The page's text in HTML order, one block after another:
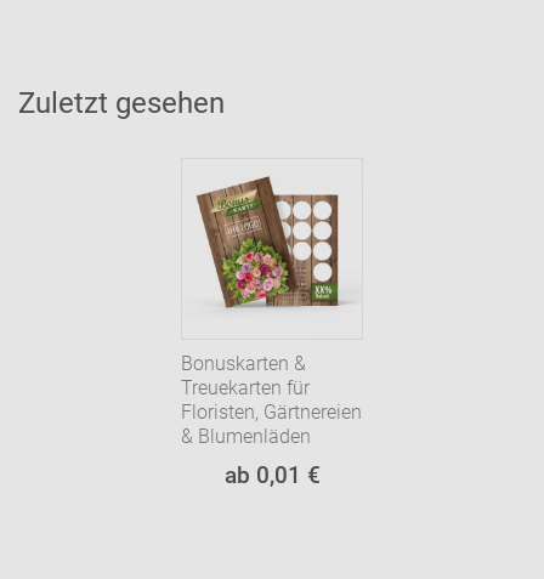
Zuletzt gesehen
Bonuskarten &
Treuekarten für
Floristen, Gärtnereien
& Blumenläden
ab 0,01 €